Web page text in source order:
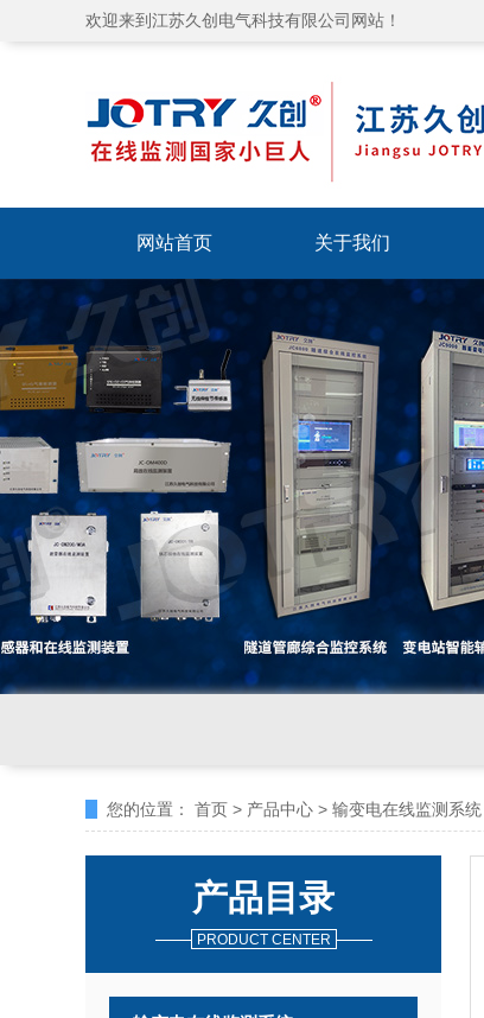
欢迎来到江苏久创电气科技有限公司网站！
网站首页 关于我们
您的位置： 首页 > 产品中心 > 输变电在线监测系统
产品目录
PRODUCT CENTER